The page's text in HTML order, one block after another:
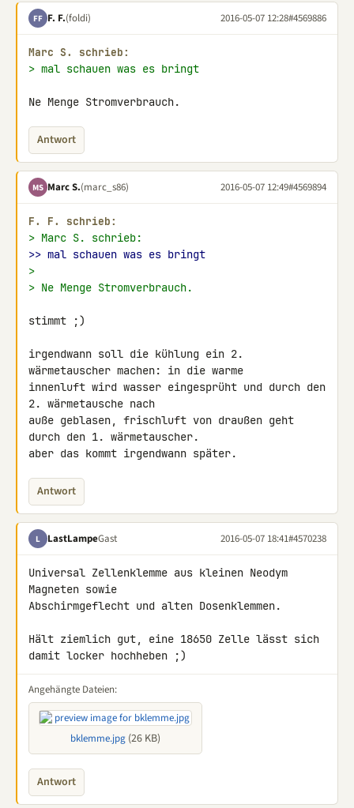
FF F. F.(foldi) 2016-05-07 12:28#4569886
Marc S. schrieb:
> mal schauen was es bringt
Ne Menge Stromverbrauch.
Antwort
MS Marc S.(marc_s86) 2016-05-07 12:49#4569894
F. F. schrieb:
> Marc S. schrieb:
>> mal schauen was es bringt
>
> Ne Menge Stromverbrauch.
stimmt ;)
irgendwann soll die kühlung ein 2.
wärmetauscher machen: in die warme
innenluft wird wasser eingesprüht und durch den
2. wärmetausche nach
auße geblasen, frischluft von draußen geht
durch den 1. wärmetauscher.
aber das kommt irgendwann später.
Antwort
L LastLampeGast 2016-05-07 18:41#4570238
Universal Zellenklemme aus kleinen Neodym
Magneten sowie
Abschirmgeflecht und alten Dosenklemmen.
Hält ziemlich gut, eine 18650 Zelle lässt sich
damit locker hochheben ;)
Angehängte Dateien:
bklemme.jpg (26 KB)
Antwort